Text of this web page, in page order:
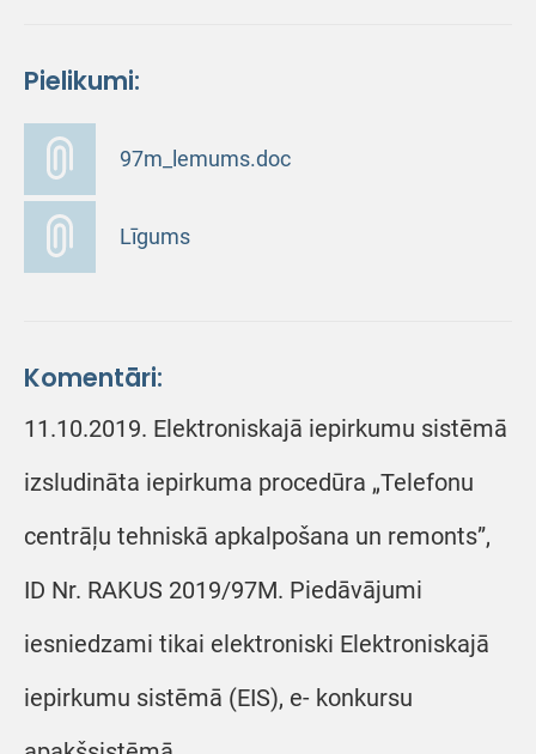
Pielikumi:
97m_lemums.doc
Līgums
Komentāri:
11.10.2019. Elektroniskajā iepirkumu sistēmā
izsludināta iepirkuma procedūra „Telefonu
centrāļu tehniskā apkalpošana un remonts”,
ID Nr. RAKUS 2019/97M. Piedāvājumi
iesniedzami tikai elektroniski Elektroniskajā
iepirkumu sistēmā (EIS), e- konkursu